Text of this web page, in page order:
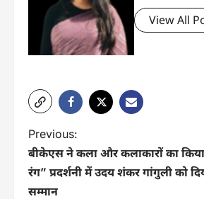
View All
P
o
s
Previous:
बीकेएस ने कला और कलाकारों का
रंग” प्रदर्शनी में उदय शंकर गांगुली को
सम्मान